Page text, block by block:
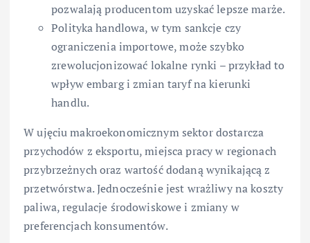
pozwalają producentom uzyskać lepsze marże.
Polityka handlowa, w tym sankcje czy
ograniczenia importowe, może szybko
zrewolucjonizować lokalne rynki – przykład to
wpływ embarg i zmian taryf na kierunki
handlu.
W ujęciu makroekonomicznym sektor dostarcza
przychodów z eksportu, miejsca pracy w regionach
przybrzeżnych oraz wartość dodaną wynikającą z
przetwórstwa. Jednocześnie jest wrażliwy na koszty
paliwa, regulacje środowiskowe i zmiany w
preferencjach konsumentów.